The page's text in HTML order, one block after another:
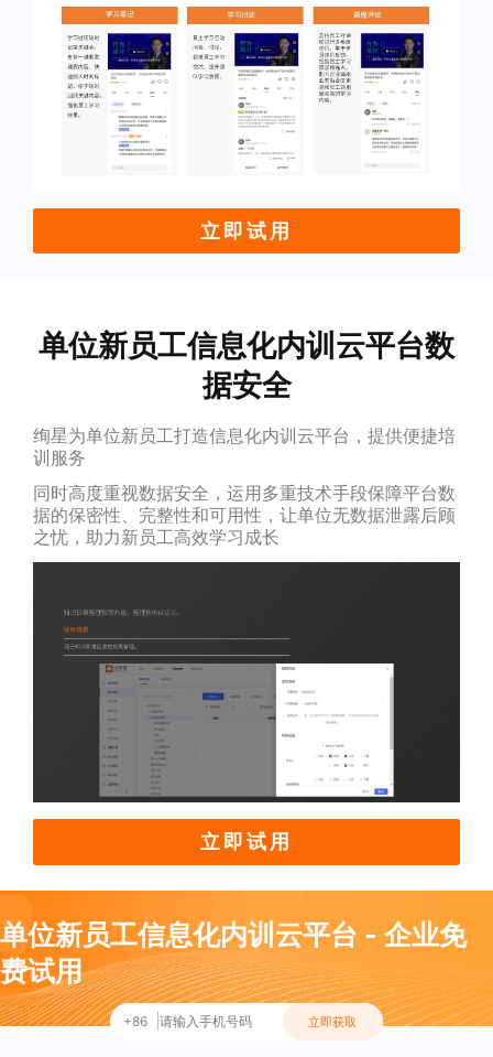
立即试用
单位新员工信息化内训云平台数
据安全
绚星为单位新员工打造信息化内训云平台，提供便捷培
训服务
同时高度重视数据安全，运用多重技术手段保障平台数
据的保密性、完整性和可用性，让单位无数据泄露后顾
之忧，助力新员工高效学习成长
立即试用
单位新员工信息化内训云平台 - 企业免
费试用
+86 立即获取